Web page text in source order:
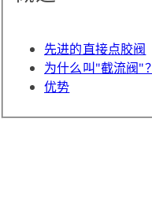
先进的直接点胶阀
为什么叫"截流阀"？
优势